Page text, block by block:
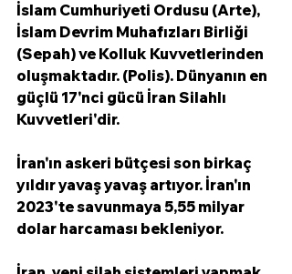
İslam Cumhuriyeti Ordusu (Arte),
İslam Devrim Muhafızları Birliği
(Sepah) ve Kolluk Kuvvetlerinden
oluşmaktadır. (Polis). Dünyanın en
güçlü 17'nci gücü İran Silahlı
Kuvvetleri'dir.
İran'ın askeri bütçesi son birkaç
yıldır yavaş yavaş artıyor. İran'ın
2023'te savunmaya 5,55 milyar
dolar harcaması bekleniyor.